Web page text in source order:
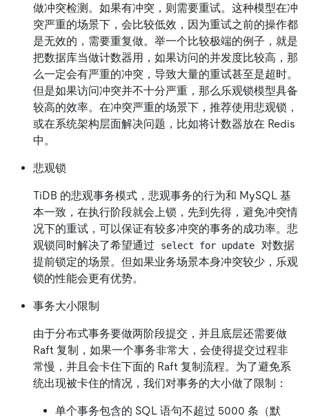
做冲突检测。如果有冲突，则需要重试。这种模型在冲
突严重的场景下，会比较低效，因为重试之前的操作都
是无效的，需要重复做。举一个比较极端的例子，就是
把数据库当做计数器用，如果访问的并发度比较高，那
么一定会有严重的冲突，导致大量的重试甚至是超时。
但是如果访问冲突并不十分严重，那么乐观锁模型具备
较高的效率。在冲突严重的场景下，推荐使用悲观锁，
或在系统架构层面解决问题，比如将计数器放在 Redis
中。
悲观锁
TiDB 的悲观事务模式，悲观事务的行为和 MySQL 基
本一致，在执行阶段就会上锁，先到先得，避免冲突情
况下的重试，可以保证有较多冲突的事务的成功率。悲
观锁同时解决了希望通过
select for update
对数据
提前锁定的场景。但如果业务场景本身冲突较少，乐观
锁的性能会更有优势。
事务大小限制
由于分布式事务要做两阶段提交，并且底层还需要做
Raft 复制，如果一个事务非常大，会使得提交过程非
常慢，并且会卡住下面的 Raft 复制流程。为了避免系
统出现被卡住的情况，我们对事务的大小做了限制：
单个事务包含的 SQL 语句不超过 5000 条（默